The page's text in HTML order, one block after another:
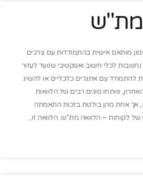
מת"ש
מותאם אישית בהתמודדות עם צרכים
נחשבות לכלי חשוב ואפקטיבי שנועד לעזור
להתמודד עם אתגרים כלכליים או להשיג
פותחו סוגים רבים של הלוואות
אך אחת מהן בולטת בזכות התאמתה
של לקוחות – הלוואה מת"ש. הלוואה זו,